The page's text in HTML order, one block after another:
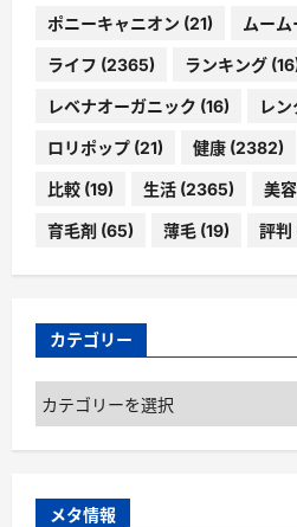
ポニーキャニオン (21) ムー
ライフ (2365) ランキング
レベナオーガニック (16) レ
ロリポップ (21) 健康 (2382)
比較 (19) 生活 (2365) 美容
育毛剤 (65) 薄毛 (19) 評判
カテゴリー
カ
テ
ゴ
ー
メタ情報